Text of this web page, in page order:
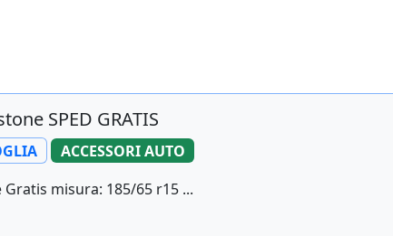
SPED GRATIS
ACCESSORI AUTO
misura: 185/65 r15 ...